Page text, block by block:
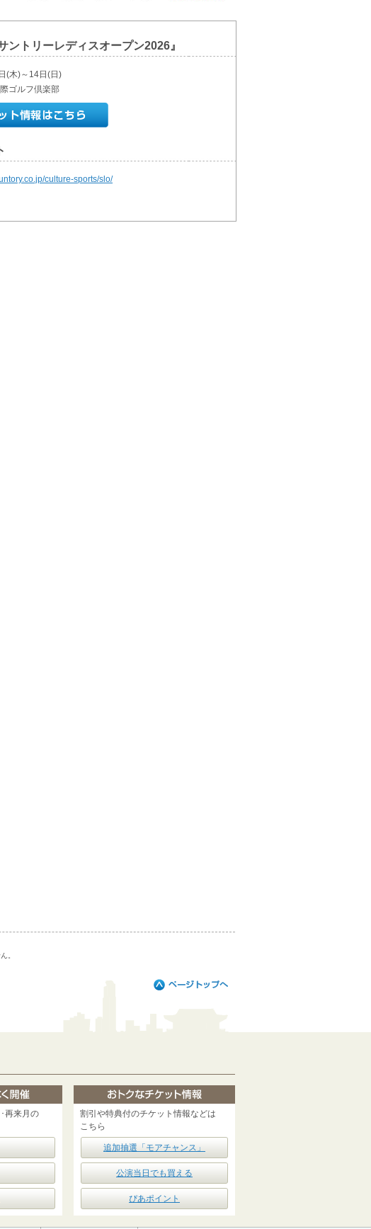
ントリーレディスオープン2026』
(木)～14日(日)
ゴルフ倶楽部
culture-sports/slo/
。
再来月の
割引や特典付のチケット情報などは
こちら
追加抽選「モアチャンス」
公演当日でも買える
ぴあポイント